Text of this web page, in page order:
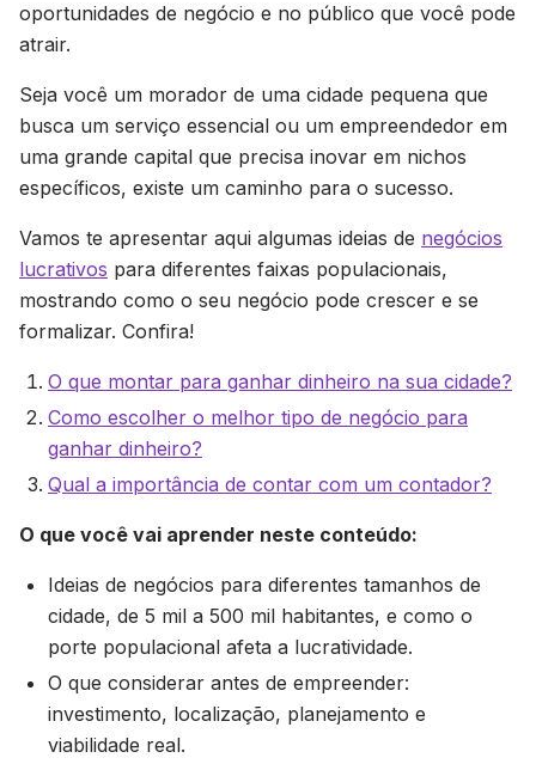
oportunidades de negócio e no público que você pode
atrair.
Seja você um morador de uma cidade pequena que
busca um serviço essencial ou um empreendedor em
uma grande capital que precisa inovar em nichos
específicos, existe um caminho para o sucesso.
Vamos te apresentar aqui algumas ideias de negócios
lucrativos para diferentes faixas populacionais,
mostrando como o seu negócio pode crescer e se
formalizar. Confira!
O que montar para ganhar dinheiro na sua cidade?
Como escolher o melhor tipo de negócio para
ganhar dinheiro?
Qual a importância de contar com um contador?
O que você vai aprender neste conteúdo:
Ideias de negócios para diferentes tamanhos de
cidade, de 5 mil a 500 mil habitantes, e como o
porte populacional afeta a lucratividade.
O que considerar antes de empreender:
investimento, localização, planejamento e
viabilidade real.